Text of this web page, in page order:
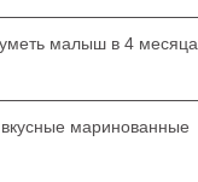
малыш в 4 месяца
вкусные маринованные